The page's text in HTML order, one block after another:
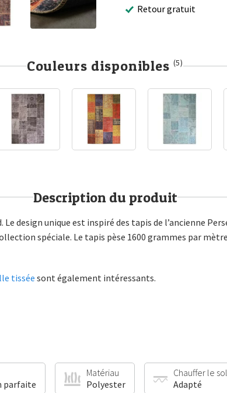
Retour gratuit
Couleurs disponibles (5)
Description du produit
design unique est inspiré des tapis de l’ancienne
spéciale. Le tapis pèse 1600 grammes par
tissée sont également intéressants.
parfaite
Matériau
Polyester
Chauffer le sol
Adapté